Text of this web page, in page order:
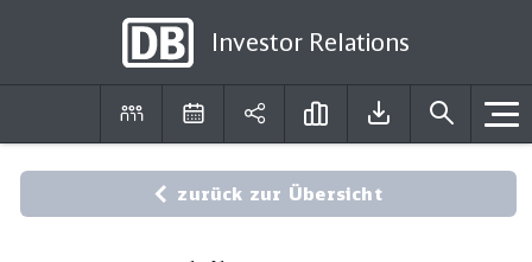
Investor Relations
DE EN
zurück zur Übersicht